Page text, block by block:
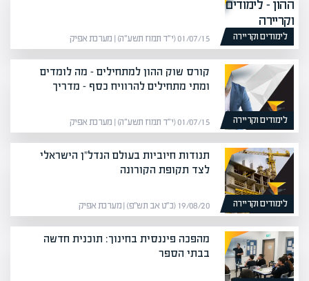
לימודים וקריירה 01/07/15 (י״ד תמוז תשע״ה) | מערכת אפיק
לימודים וקריירה
קורס שוק ההון למתחילים – מה לומדים
ומתי מתחילים להרוויח כסף – מדריך
01/07/15 (י״ד תמוז תשע״ה) | מערכת אפיק
לימודים וקריירה
תנודות חיוביות בעולם הנדל"ן הישראלי
לצד תקופת הקורונה
19/08/20 (כ״ט אב תש״פ) | מערכת אפיק
מהפכה פיננסית בחינוך: תוכנית חדשה
בבתי הספר